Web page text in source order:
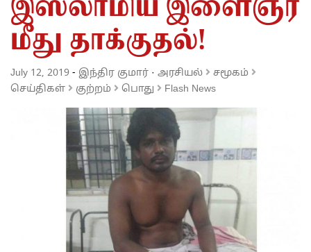
மீது தாக்குதல்!
July 12, 2019 - இந்திர குமார் · அரசியல்
சமூகம்
செய்திகள்
குற்றம் பொது Flash News